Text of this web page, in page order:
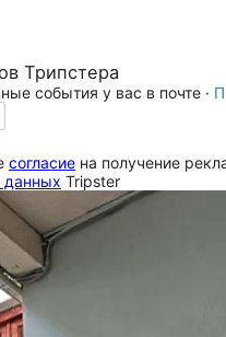
Трипстера
события у вас в почте ·
согласие на получение
данных Tripster